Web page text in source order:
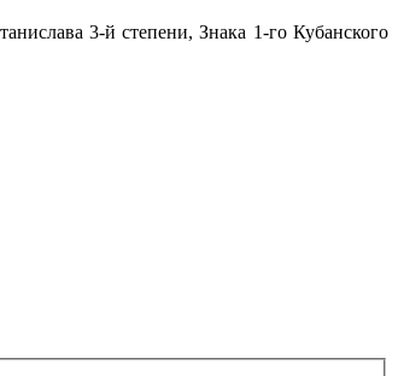
3-й степени, Знака 1-го Кубанского